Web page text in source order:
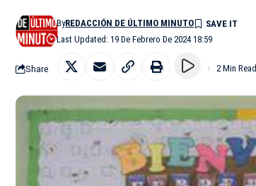
Last Updated: 19 De Febrero De 2024 18:59
ByREDACCIÓN DE ÚLTIMO MINUTO
Share 2 Min Read